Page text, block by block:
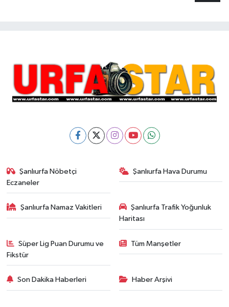
Şanlıurfa Nöbetçi
Eczaneler
Şanlıurfa Hava Durumu
Şanlıurfa Namaz Vakitleri
Şanlıurfa Trafik Yoğunluk
Haritası
Süper Lig Puan Durumu ve
Fikstür
Tüm Manşetler
Son Dakika Haberleri Haber Arşivi